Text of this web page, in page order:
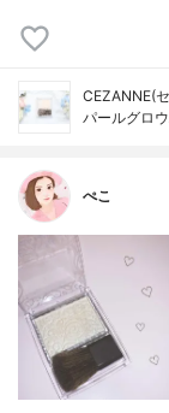
CEZANNE(
パールグロ
ぺこ